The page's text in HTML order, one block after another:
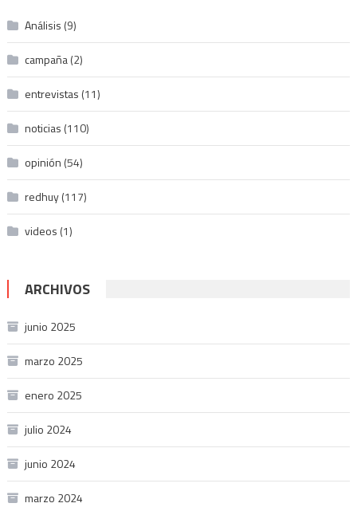
Análisis (9)
campaña(2)
entrevistas (11)
noticias (110)
opinión (54)
redhuy(117)
videos (1)
ARCHIVOS
junio 2025
marzo 2025
enero 2025
julio 2024
junio 2024
marzo 2024